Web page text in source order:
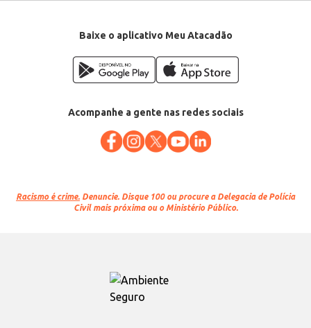
Baixe o aplicativo Meu Atacadão
Acompanhe a gente nas redes sociais
Racismo é crime. Denuncie. Disque 100 ou procure a Delegacia de Polícia
Civil mais próxima ou o Ministério Público.